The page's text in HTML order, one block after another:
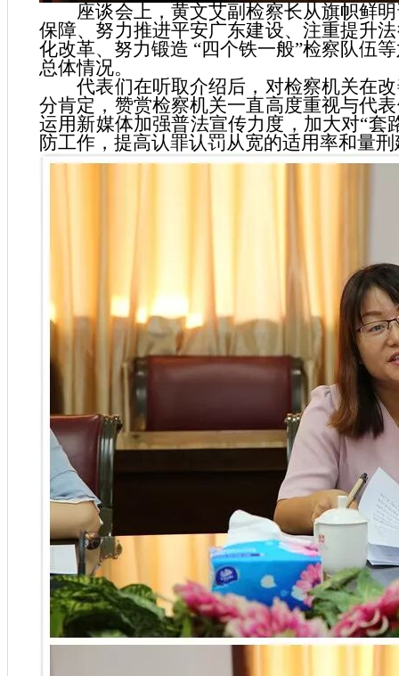
座谈会上，黄文艾副检察长从旗帜鲜明
保障、努力推进平安广东建设、注重提升
化改革、努力锻造 “四个铁一般”检察队伍
总体情况。
代表们在听取介绍后，对检察机关在改
分肯定，赞赏检察机关一直高度重视与代
运用新媒体加强普法宣传力度，加大对“
防工作，提高认罪认罚从宽的适用率和量